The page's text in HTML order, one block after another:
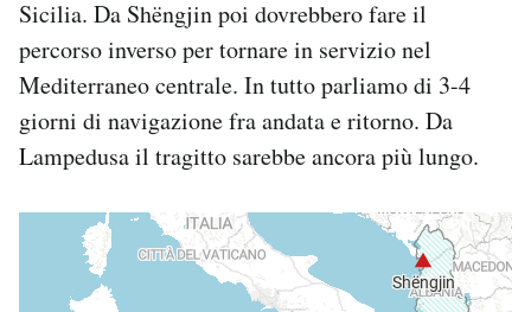
Sicilia. Da Shëngjin poi dovrebbero fare il
percorso inverso per tornare in servizio nel
Mediterraneo centrale. In tutto parliamo di 3-4
giorni di navigazione fra andata e ritorno. Da
Lampedusa il tragitto sarebbe ancora più lungo.